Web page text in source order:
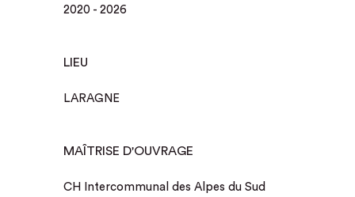
2020 - 2026
LIEU
LARAGNE
MAÎTRISE D'OUVRAGE
CH Intercommunal des Alpes du Sud